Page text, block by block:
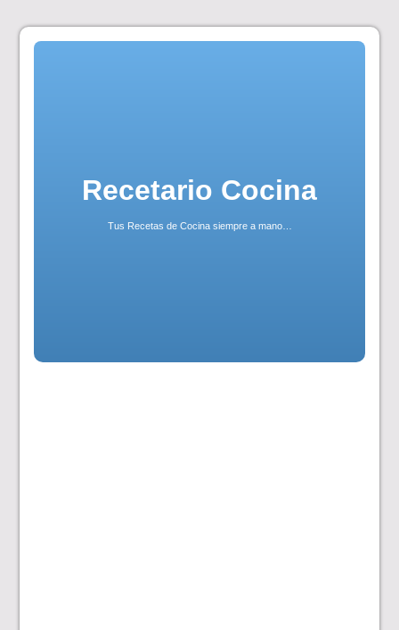
Skip
Recetario Cocina
Tus Recetas de Cocina siempre a mano…